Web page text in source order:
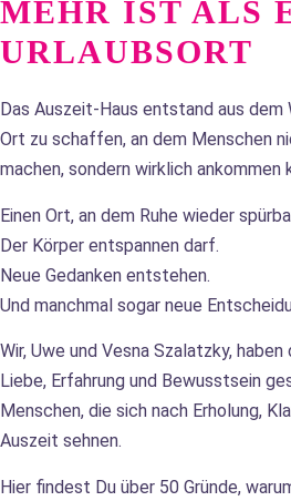
MEHR IST ALS
URLAUBSORT
Das Auszeit-Haus entstand aus dem
Ort zu schaffen, an dem Menschen
machen, sondern wirklich ankommen
Einen Ort, an dem Ruhe wieder
Der Körper entspannen darf.
Neue Gedanken entstehen.
Und manchmal sogar neue
Wir, Uwe und Vesna Szalatzky, haben
Liebe, Erfahrung und Bewusstsein
Menschen, die sich nach Erholung,
Auszeit sehnen.
Hier findest Du über 50 Gründe,